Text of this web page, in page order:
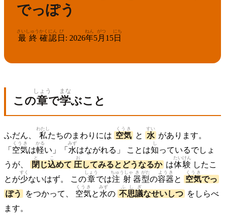
でっぽう
最終
さいしゅう
確認
かくにん
日
び
: 2026年
ねん
5月
がつ
15日
にち
この章
しょう
で学
まな
ぶこと
ふだん、 私
わたし
たちのまわりには 空気
くうき
と 水
すい
があります。
「 空気
くうき
は軽
かる
い」「 水
みず
はながれる」 ことは知
し
っているでしょ
うが、
閉
と
じ込
こ
めて 圧
お
してみるとどうなるか は体
たい
験
けん
したこ
とが少
すく
ないはず。 この章
しょう
では注射
ちゅうしゃ
器
き
型
がた
の容器
ようき
と 空気
くうき
でっ
ぽう
をつかって、 空気
くうき
と 水
みず
の 不思議
ふしぎ
なせいしつ をしらべ
ます。